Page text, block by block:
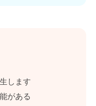
します
がある